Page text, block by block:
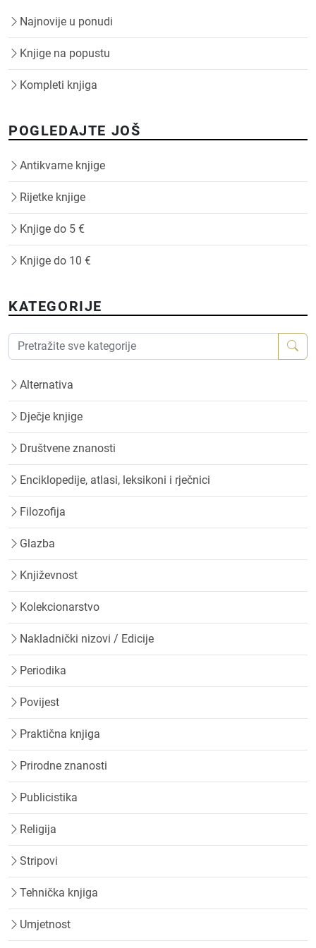
Najnovije u ponudi
Knjige na popustu
Kompleti knjiga
POGLEDAJTE JOŠ
Antikvarne knjige
Rijetke knjige
Knjige do 5 €
Knjige do 10 €
KATEGORIJE
Alternativa
Dječje knjige
Društvene znanosti
Enciklopedije, atlasi, leksikoni i rječnici
Filozofija
Glazba
Književnost
Kolekcionarstvo
Nakladnički nizovi / Edicije
Periodika
Povijest
Praktična knjiga
Prirodne znanosti
Publicistika
Religija
Stripovi
Tehnička knjiga
Umjetnost